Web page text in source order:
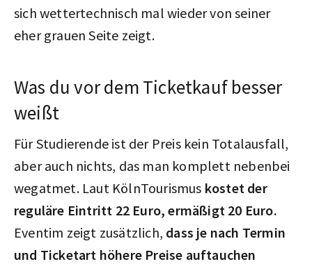
sich wettertechnisch mal wieder von seiner
eher grauen Seite zeigt.
Was du vor dem Ticketkauf besser
weißt
Für Studierende ist der Preis kein Totalausfall,
aber auch nichts, das man komplett nebenbei
wegatmet. Laut KölnTourismus kostet der
reguläre Eintritt 22 Euro, ermäßigt 20 Euro.
Eventim zeigt zusätzlich, dass je nach Termin
und Ticketart höhere Preise auftauchen